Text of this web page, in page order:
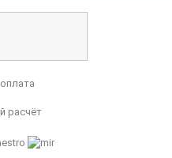
расчёт